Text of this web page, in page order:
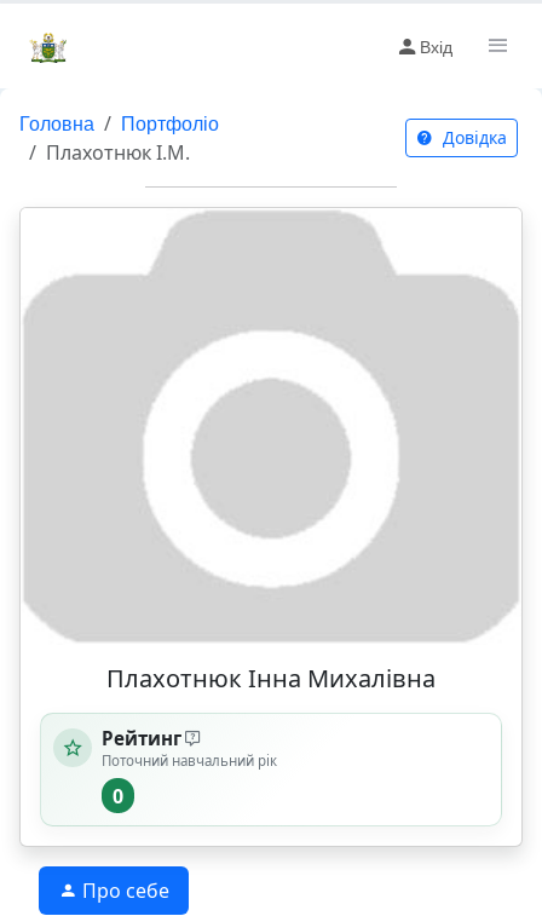
Вхід
Головна Портфоліо
Плахотнюк І.М.
Довідка
Плахотнюк Інна Михалівна
Рейтинг
Поточний навчальний рік
0
Про себе